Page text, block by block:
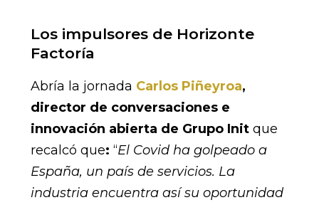
Los impulsores de Horizonte
Factoría
Abría la jornada Carlos Piñeyroa,
director de conversaciones e
innovación abierta de Grupo Init que
recalcó que: “El Covid ha golpeado a
España, un país de servicios. La
industria encuentra así su oportunidad